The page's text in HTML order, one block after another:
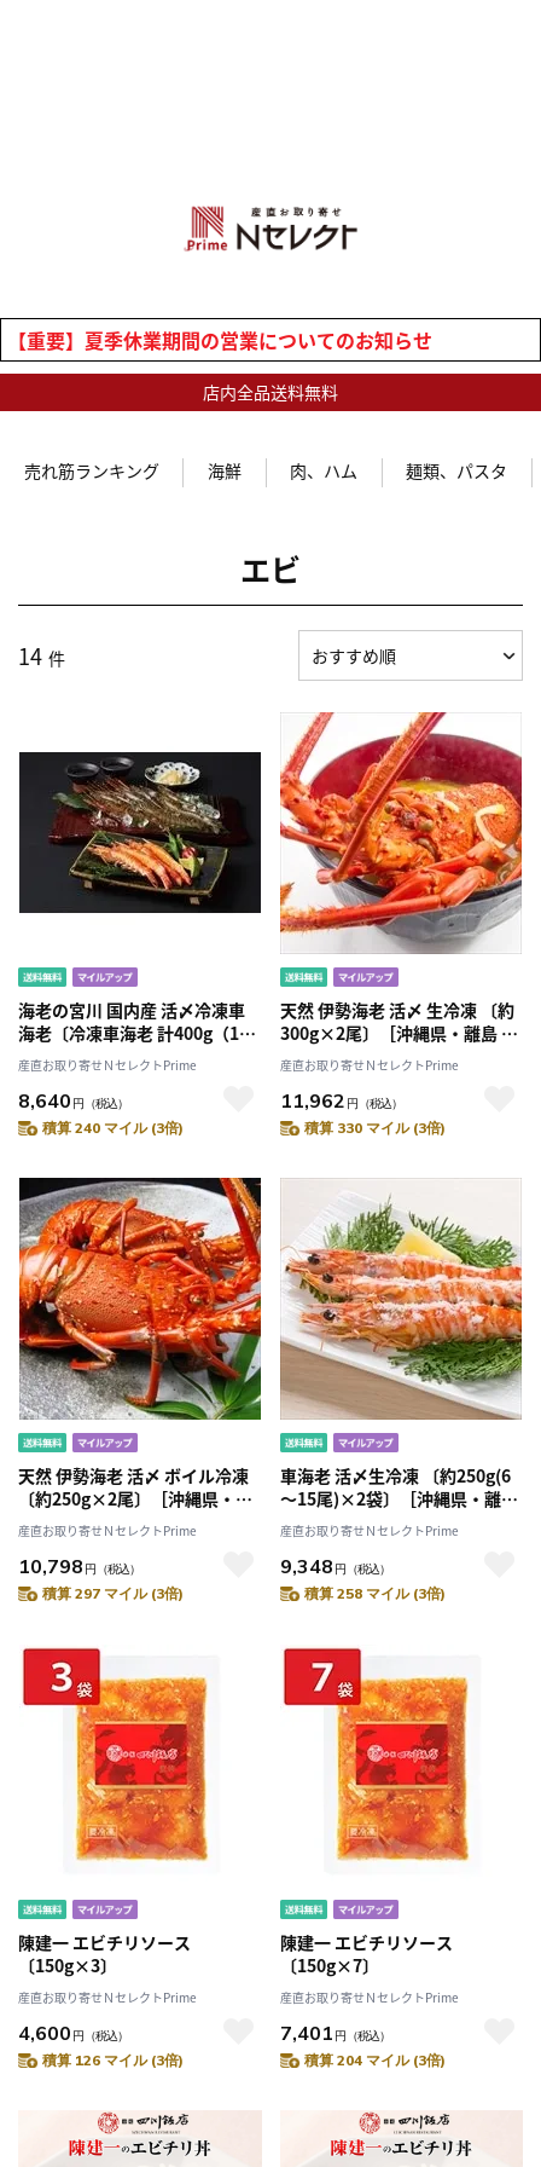
【重要】夏季休業期間の営業についてのお知らせ
店内全品送料無料
売れ筋ランキング 海鮮 肉、ハム 麺類、パスタ
エビ
14 件
海老の宮川 国内産 活〆冷凍車
海老〔冷凍車海老 計400g（18
～24尾）〕
産直お取り寄せＮセレクトPrime
8,640 円 （税込）
積算 240 マイル (3倍)
天然 伊勢海老 活〆 生冷凍 〔約
300g×2尾〕［沖縄県・離島 配
送不可］
産直お取り寄せＮセレクトPrime
11,962 円 （税込）
積算 330 マイル (3倍)
天然 伊勢海老 活〆 ボイル冷凍
〔約250g×2尾〕［沖縄県・離
島 配送不可］
産直お取り寄せＮセレクトPrime
10,798 円 （税込）
積算 297 マイル (3倍)
車海老 活〆生冷凍 〔約250g(6
～15尾)×2袋〕［沖縄県・離島
配送不可］
産直お取り寄せＮセレクトPrime
9,348 円 （税込）
積算 258 マイル (3倍)
陳建一 エビチリソース
〔150g×3〕
産直お取り寄せＮセレクトPrime
4,600 円 （税込）
積算 126 マイル (3倍)
陳建一 エビチリソース
〔150g×7〕
産直お取り寄せＮセレクトPrime
7,401 円 （税込）
積算 204 マイル (3倍)